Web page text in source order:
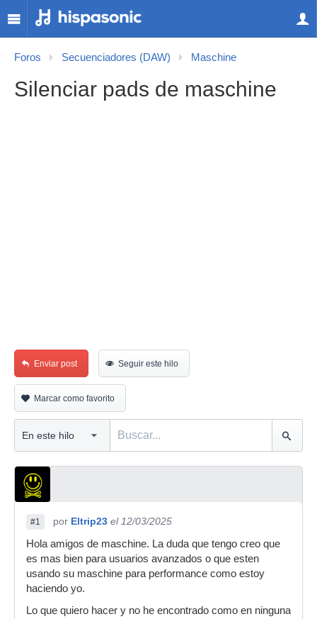
Foros Secuenciadores (DAW) Maschine
Silenciar pads de maschine
Enviar post Seguir este hilo
Marcar como favorito
#1 por Eltrip23 el 12/03/2025
Hola amigos de maschine. La duda que tengo creo que
es mas bien para usuarios avanzados o que esten
usando su maschine para performance como estoy
haciendo yo.
Lo que quiero hacer y no he encontrado como en ninguna